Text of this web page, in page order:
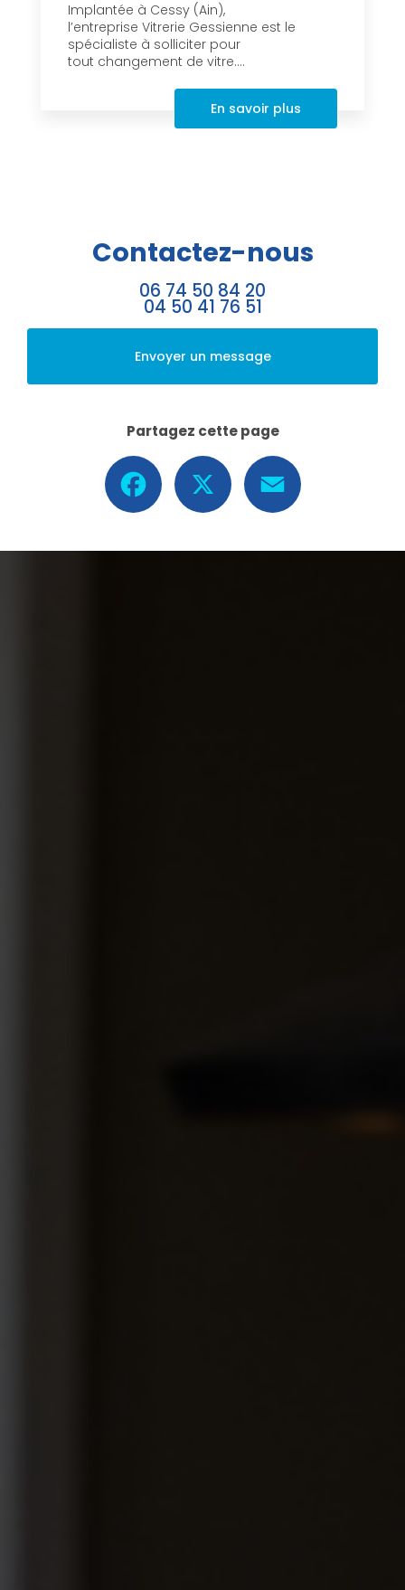
Implantée à Cessy (Ain),
l’entreprise Vitrerie Gessienne est le
spécialiste à solliciter pour
tout changement de vitre....
En savoir plus
Contactez-nous
06 74 50 84 20
04 50 41 76 51
Envoyer un message
Partagez cette page
Facebook